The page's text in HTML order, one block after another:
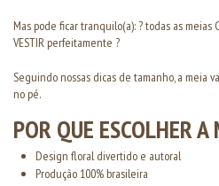
Mas pode ficar tranquilo(a): ? todas as meias
VESTIR perfeitamente ?
Seguindo nossas dicas de tamanho, a meia
no pé.
POR QUE ESCOLHER
Design floral divertido e autoral
Produção 100% brasileira